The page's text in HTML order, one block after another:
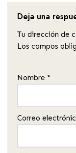
Deja una
Tu dirección de
Los campos
Nombre *
Correo